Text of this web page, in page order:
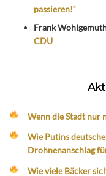
passieren!“
Frank
CDU
Wenn die Stadt nur
Wie Putins
Drohnenanschlag
Wie viele Bäcker